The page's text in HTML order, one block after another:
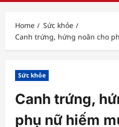
Home
Sức khỏe
Canh trứng, hứng noãn cho
Sức khỏe
Canh trứng,
phụ nữ hiếm